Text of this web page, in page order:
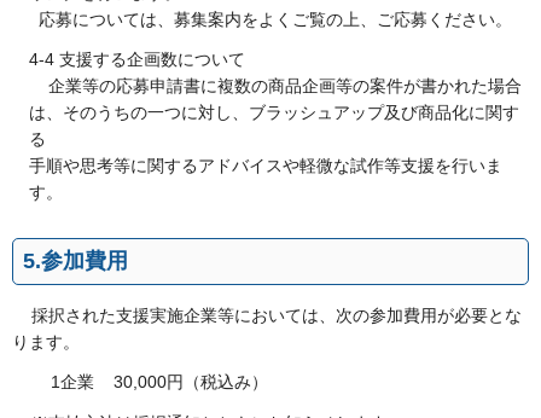
応募については、募集案内をよくご覧の上、ご応募ください。
4-4 支援する企画数について
企業等の応募申請書に複数の商品企画等の案件が書かれた場合
は、そのうちの一つに対し、ブラッシュアップ及び商品化に関す
る
手順や思考等に関するアドバイスや軽微な試作等支援を行いま
す。
5.参加費用
採択された支援実施企業等においては、次の参加費用が必要とな
ります。
1企業 30,000円（税込み）